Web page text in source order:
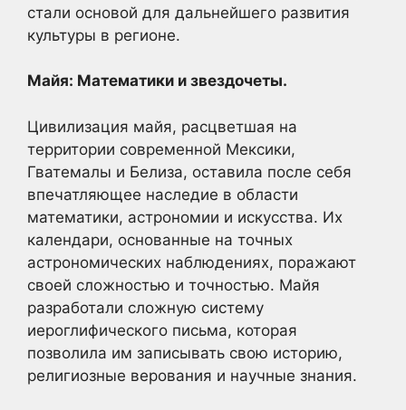
стали основой для дальнейшего развития
культуры в регионе.
Майя: Математики и звездочеты.
Цивилизация майя, расцветшая на
территории современной Мексики,
Гватемалы и Белиза, оставила после себя
впечатляющее наследие в области
математики, астрономии и искусства. Их
календари, основанные на точных
астрономических наблюдениях, поражают
своей сложностью и точностью. Майя
разработали сложную систему
иероглифического письма, которая
позволила им записывать свою историю,
религиозные верования и научные знания.